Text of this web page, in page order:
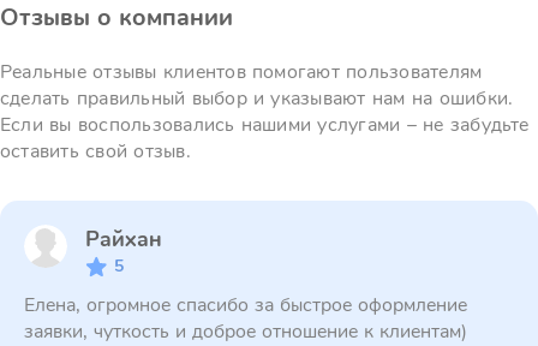
Отзывы о компании
Реальные отзывы клиентов помогают пользователям
сделать правильный выбор и указывают нам на ошибки.
Если вы воспользовались нашими услугами – не забудьте
оставить свой отзыв.
Райхан
5
Елена, огромное спасибо за быстрое оформление
заявки, чуткость и доброе отношение к клиентам)